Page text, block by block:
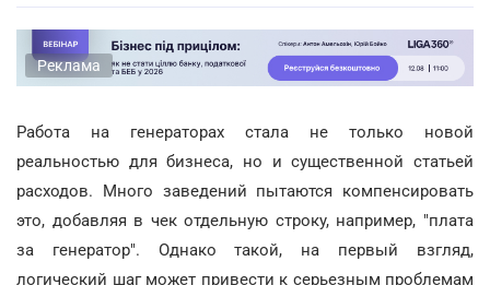
Реклама
Работа на генераторах стала не только новой
реальностью для бизнеса, но и существенной статьей
расходов. Много заведений пытаются компенсировать
это, добавляя в чек отдельную строку, например, "плата
за генератор". Однако такой, на первый взгляд,
логический шаг может привести к серьезным проблемам